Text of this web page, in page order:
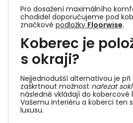
Pro dosažení maximálního
chodidel doporučujeme pod
značkové podložky Floorwise.
Koberec je
s okraji?
Nejjednodušší alternativou je
zaškrtnout možnost nařezat
následně vkládají do kobercové
Vašemu interiéru a koberci ten
luxusu.